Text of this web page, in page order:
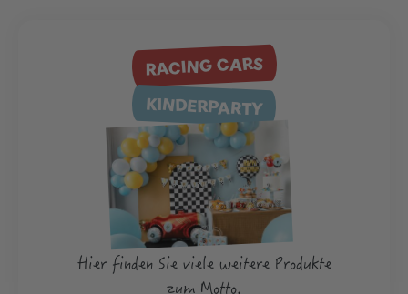
RACING CARS
KINDERPARTY
Hier finden Sie viele weitere Produkte